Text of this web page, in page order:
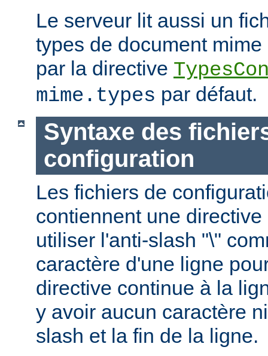
Le serveur lit aussi un
types de document
par la directive
mime.types par défaut.
Syntaxe des
configuration
Les fichiers de
contiennent une
utiliser l'anti-slash "\"
caractère d'une ligne
directive continue à la
y avoir aucun caractère
slash et la fin de la ligne.